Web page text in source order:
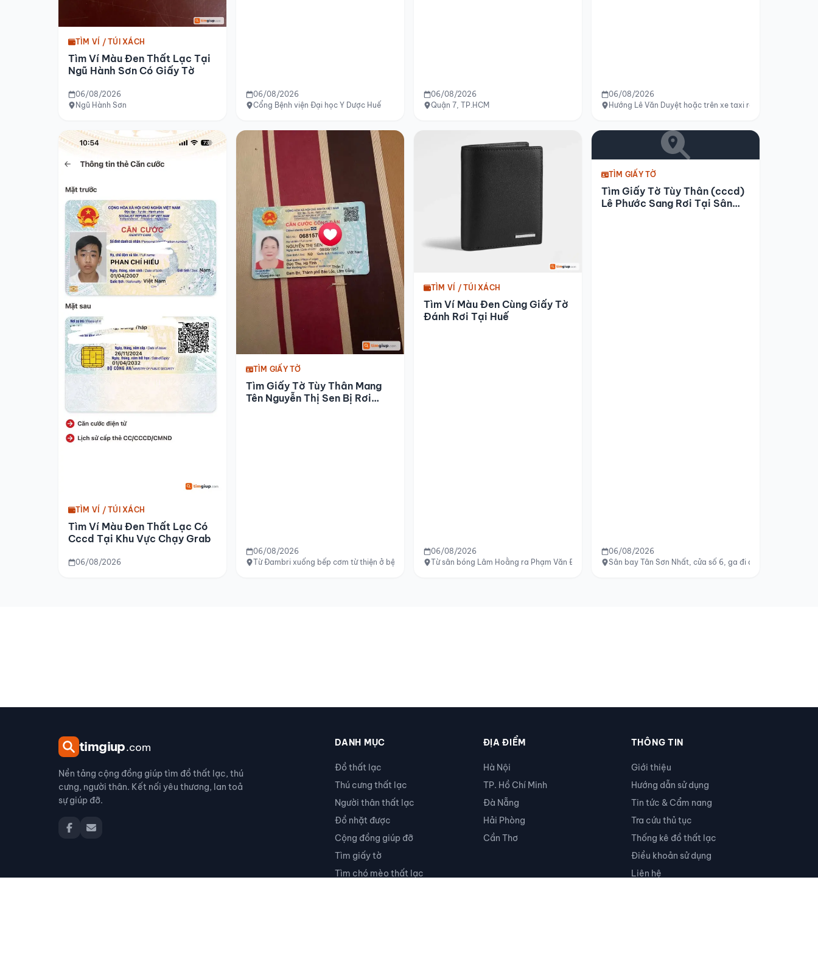
TÌM VÍ / TÚI XÁCH
Tìm Ví Màu Đen Thất Lạc Tại
Ngũ Hành Sơn Có Giấy Tờ
06/08/2026
Ngũ Hành Sơn
06/08/2026
Cổng Bệnh viện Đại học Y Dược Huế
06/08/2026
Quận 7, TP.HCM
06/08/2026
Hướng Lê Văn Duyệt hoặc trên xe taxi ra sân bay Tân
TÌM VÍ / TÚI XÁCH
Tìm Ví Màu Đen Thất Lạc Có
Cccd Tại Khu Vực Chạy Grab
06/08/2026
TÌM GIẤY TỜ
Tìm Giấy Tờ Tùy Thân Mang
Tên Nguyễn Thị Sen Bị Rơi
06/08/2026
Từ Đambri xuống bếp cơm từ thiện ở bệnh viện mới
TÌM VÍ / TÚI XÁCH
Tìm Ví Màu Đen Cùng Giấy Tờ
Đánh Rơi Tại Huế
06/08/2026
Từ sân bóng Lâm Hoằng ra Phạm Văn Đồng đến Hùng Vương và tới siêu thị GO, Huế
TÌM GIẤY TỜ
Tìm Giấy Tờ Tùy Thân (cccd)
Lê Phước Sang Rơi Tại Sân
06/08/2026
Sân bay Tân Sơn Nhất, cửa số 6, ga đi quốc nội T1 Vietjet
timgiup.com
Nền tảng cộng đồng giúp tìm đồ thất lạc, thú
cưng, người thân. Kết nối yêu thương, lan toả
sự giúp đỡ.
DANH MỤC
Đồ thất lạc
Thú cưng thất lạc
Người thân thất lạc
Đồ nhặt được
Cộng đồng giúp đỡ
Tìm giấy tờ
Tìm chó mèo thất lạc
ĐỊA ĐIỂM
Hà Nội
TP. Hồ Chí Minh
Đà Nẵng
Hải Phòng
Cần Thơ
THÔNG TIN
Giới thiệu
Hướng dẫn sử dụng
Tin tức & Cẩm nang
Tra cứu thủ tục
Thống kê đồ thất lạc
Điều khoản sử dụng
Liên hệ